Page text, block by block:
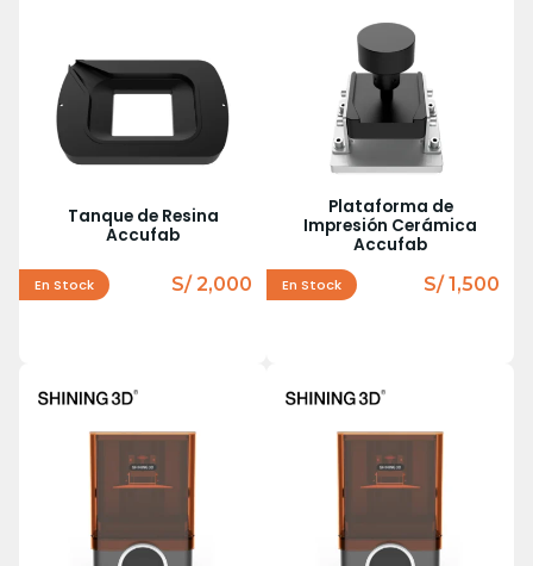
Tanque de Resina
Accufab
En Stock S/ 2,000
Plataforma de
Impresión Cerámica
Accufab
En Stock S/ 1,500